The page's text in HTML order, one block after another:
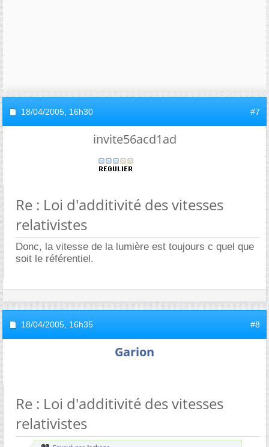
18/04/2005, 16h30 #7
invite56acd1ad
Re : Loi d'additivité des vitesses
relativistes
Donc, la vitesse de la lumière est toujours c quel que
soit le référentiel.
18/04/2005, 16h35 #8
Garion
Re : Loi d'additivité des vitesses
relativistes